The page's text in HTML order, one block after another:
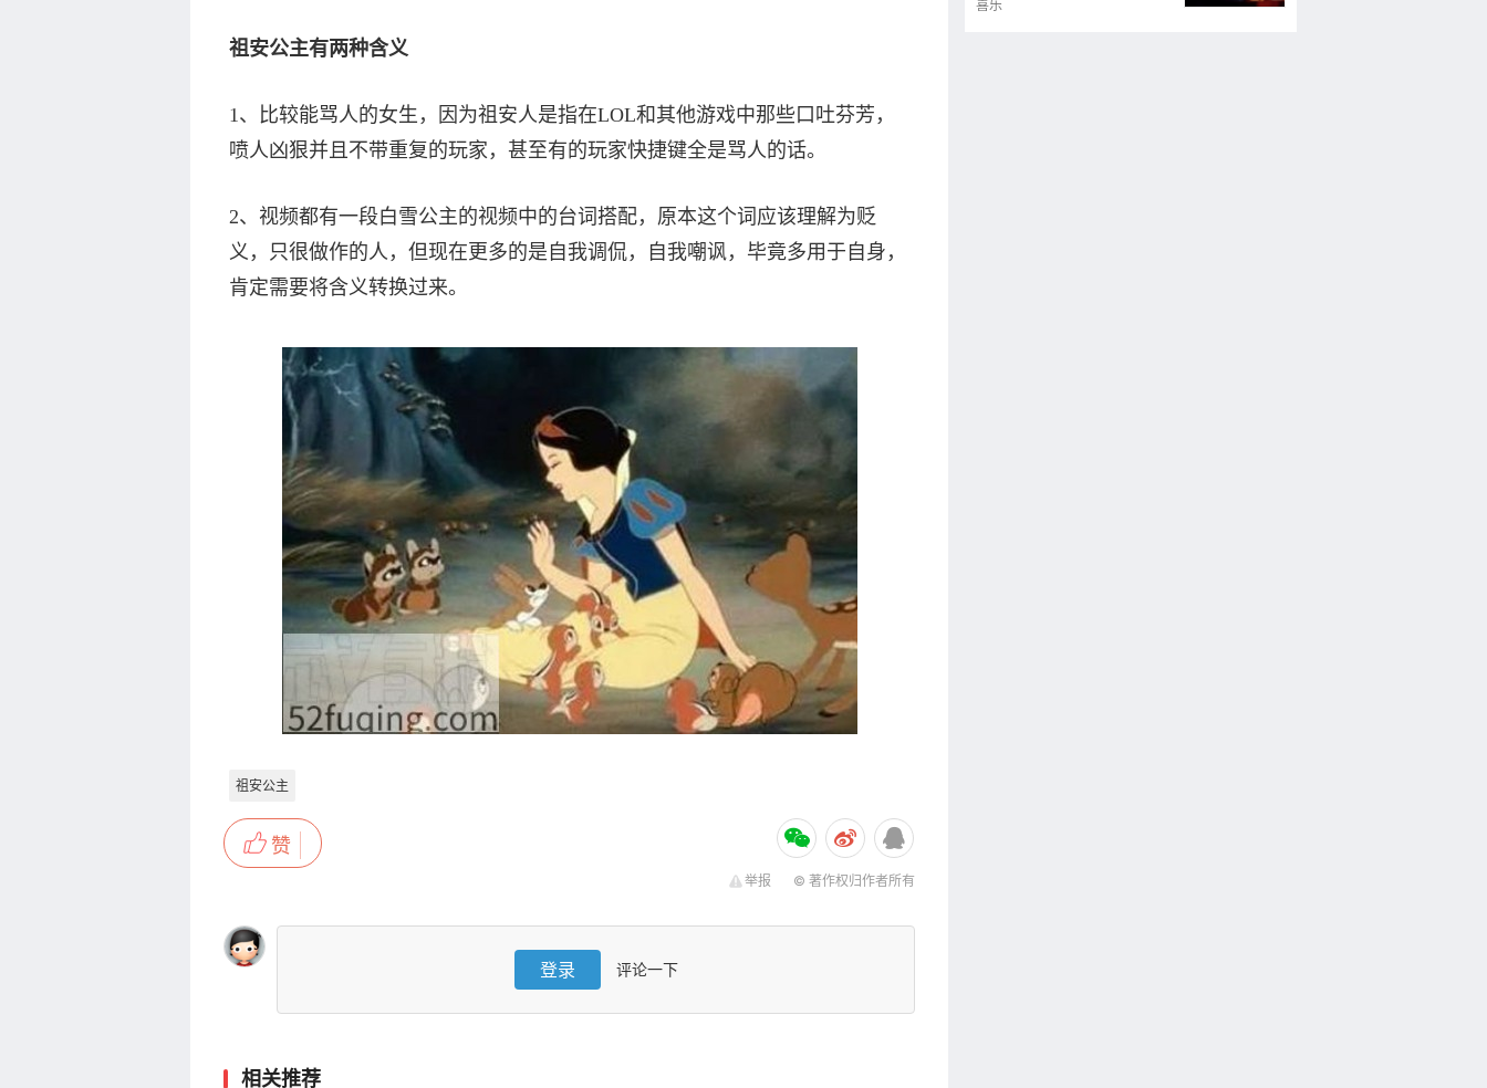
祖安公主有两种含义
1、比较能骂人的女生，因为祖安人是指在LOL和其他游戏中那些口吐芬芳，
喷人凶狠并且不带重复的玩家，甚至有的玩家快捷键全是骂人的话。
2、视频都有一段白雪公主的视频中的台词搭配，原本这个词应该理解为贬
义，只很做作的人，但现在更多的是自我调侃，自我嘲讽，毕竟多用于自身，
肯定需要将含义转换过来。
祖安公主
赞
© 著作权归作者所有
举报
登录 评论一下
相关推荐
喜乐